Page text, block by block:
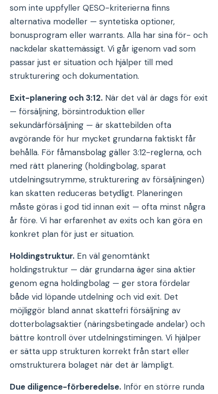
som inte uppfyller QESO-kriterierna finns
alternativa modeller — syntetiska optioner,
bonusprogram eller warrants. Alla har sina för- och
nackdelar skattemässigt. Vi går igenom vad som
passar just er situation och hjälper till med
strukturering och dokumentation.
Exit-planering och 3:12. När det väl är dags för exit
— försäljning, börsintroduktion eller
sekundärförsäljning — är skattebilden ofta
avgörande för hur mycket grundarna faktiskt får
behålla. För fåmansbolag gäller 3:12-reglerna, och
med rätt planering (holdingbolag, sparat
utdelningsutrymme, strukturering av försäljningen)
kan skatten reduceras betydligt. Planeringen
måste göras i god tid innan exit — ofta minst några
år före. Vi har erfarenhet av exits och kan göra en
konkret plan för just er situation.
Holdingstruktur. En väl genomtänkt
holdingstruktur — där grundarna äger sina aktier
genom egna holdingbolag — ger stora fördelar
både vid löpande utdelning och vid exit. Det
möjliggör bland annat skattefri försäljning av
dotterbolagsaktier (näringsbetingade andelar) och
bättre kontroll över utdelningstimingen. Vi hjälper
er sätta upp strukturen korrekt från start eller
omstrukturera bolaget när det är lämpligt.
Due diligence-förberedelse. Inför en större runda